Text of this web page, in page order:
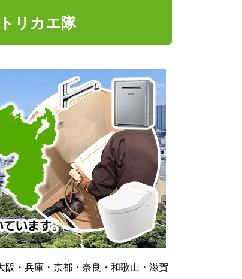
リカエ隊
・兵庫・京都・奈良・和歌山・滋賀